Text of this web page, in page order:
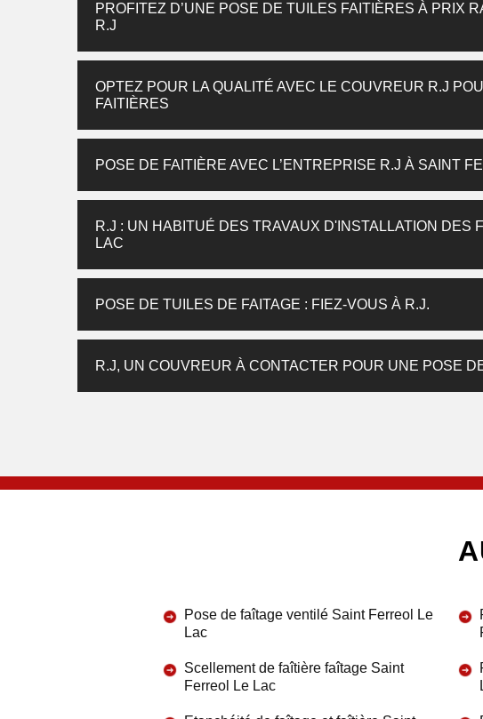
PROFITEZ D’UNE POSE DE TUILES FAITIÈRES À PRIX
R.J
OPTEZ POUR LA QUALITÉ AVEC LE COUVREUR R.J
FAITIÈRES
POSE DE FAITIÈRE AVEC L’ENTREPRISE R.J À SAINT
R.J : UN HABITUÉ DES TRAVAUX D'INSTALLATION DES
LAC
POSE DE TUILES DE FAITAGE : FIEZ-VOUS À R.J.
R.J, UN COUVREUR À CONTACTER POUR UNE POSE
Pose de faîtage ventilé Saint Ferreol Le
Lac
Scellement de faîtière faîtage Saint
Ferreol Le Lac